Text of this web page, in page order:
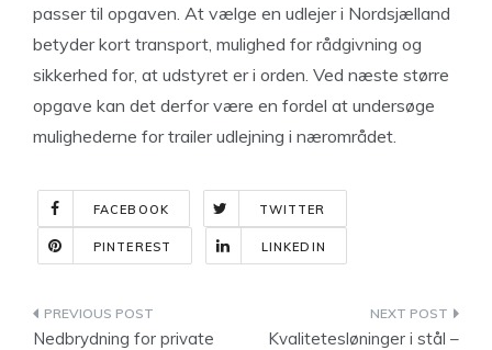
passer til opgaven. At vælge en udlejer i Nordsjælland
betyder kort transport, mulighed for rådgivning og
sikkerhed for, at udstyret er i orden. Ved næste større
opgave kan det derfor være en fordel at undersøge
mulighederne for trailer udlejning i nærområdet.
FACEBOOK TWITTER
PINTEREST LINKEDIN
Indlægsnavigation
Nedbrydning for private
Kvalitetesløninger i stål –